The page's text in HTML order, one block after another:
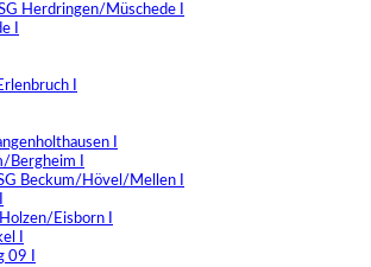
Herdringen/Müschede I
I
I
I
Bergheim I
Beckum/Hövel/Mellen I
Eisborn I
I
09 I